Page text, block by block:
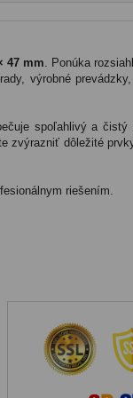
47 mm . Ponúka
výrobné
spoľahlivý a čistý
zvýrazniť dôležité
riešením.